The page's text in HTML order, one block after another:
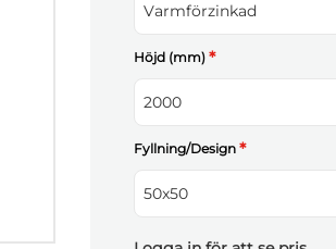
Varmförzinkad
Höjd (mm) *
2000
Fyllning/Design *
50x50